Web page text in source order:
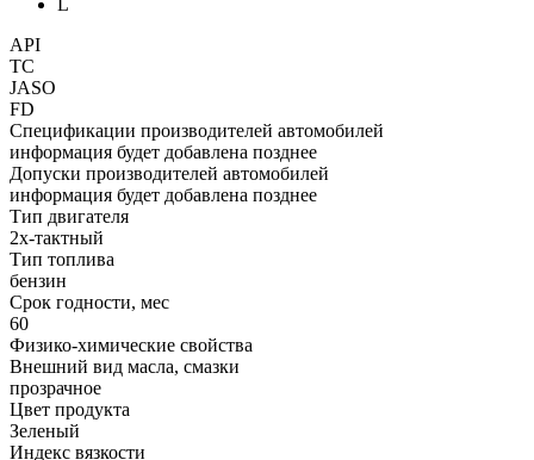
API
TC
JASO
FD
Спецификации производителей автомобилей
информация будет добавлена позднее
Допуски производителей автомобилей
информация будет добавлена позднее
Тип двигателя
2х-тактный
Тип топлива
бензин
Срок годности, мес
60
Физико-химические свойства
Внешний вид масла, смазки
прозрачное
Цвет продукта
Зеленый
Индекс вязкости